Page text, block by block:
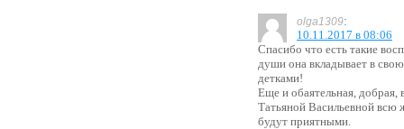
olga1309:
10.11.2017 в 08:06
Спасибо что есть такие
души она вкладывает в
детками!
Еще и обаятельная, добрая,
Татьяной Васильевной всю
будут приятными.